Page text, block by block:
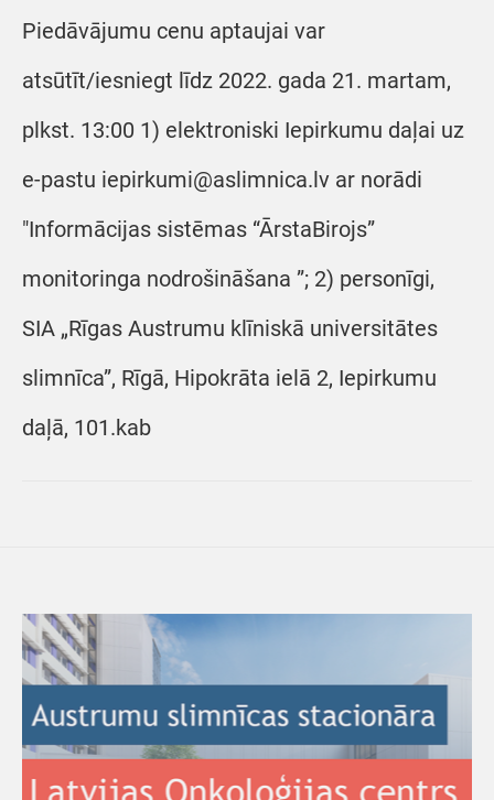
Piedāvājumu cenu aptaujai var
atsūtīt/iesniegt līdz 2022. gada 21. martam,
plkst. 13:00 1) elektroniski Iepirkumu daļai uz
e-pastu iepirkumi@aslimnica.lv ar norādi
"Informācijas sistēmas “ĀrstaBirojs”
monitoringa nodrošināšana ”; 2) personīgi,
SIA „Rīgas Austrumu klīniskā universitātes
slimnīca”, Rīgā, Hipokrāta ielā 2, Iepirkumu
daļā, 101.kab